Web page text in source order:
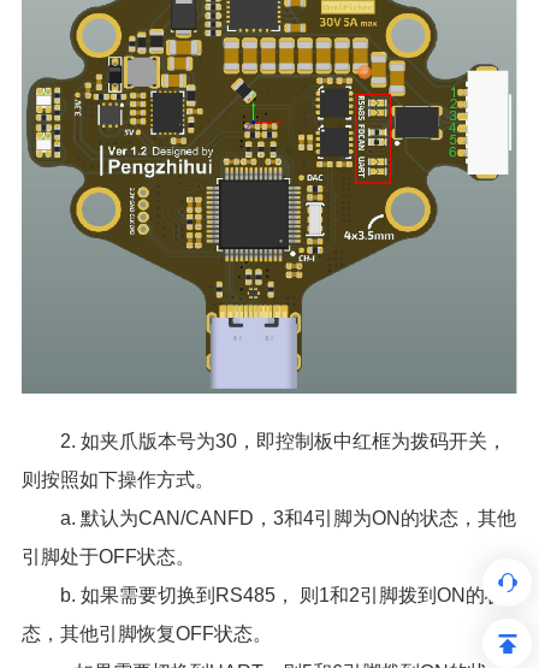
2. 如夹爪版本号为30，即控制板中红框为拨码开关，
则按照如下操作方式。
a. 默认为CAN/CANFD，3和4引脚为ON的状态，其他
引脚处于OFF状态。
b. 如果需要切换到RS485， 则1和2引脚拨到ON的状
态，其他引脚恢复OFF状态。